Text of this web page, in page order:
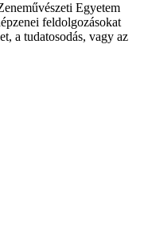
Egyetem
feldolgozásokat
a tudatosodás, vagy az